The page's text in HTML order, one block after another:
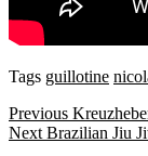
Tags guillotine
Previous
NextBrazilian Jiu